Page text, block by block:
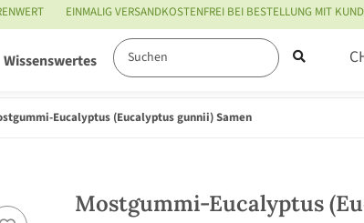
EINMALIG VERSANDKOSTENFREI BEI BESTELLUNG MIT
Wissenswertes Service
Eucalyptus (Eucalyptus gunnii) Samen
Mostgummi-Eucalyptus